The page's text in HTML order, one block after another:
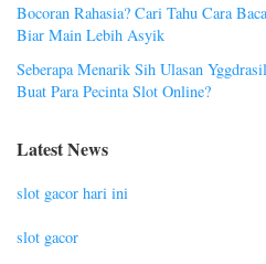
Bocoran Rahasia? Cari Tahu Cara
Biar Main Lebih Asyik
Seberapa Menarik Sih Ulasan
Buat Para Pecinta Slot Online?
Latest News
slot gacor hari ini
slot gacor